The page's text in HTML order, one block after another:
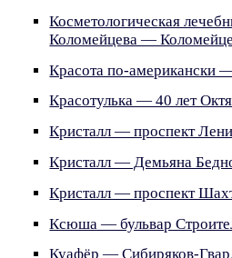
Косметологическая
Коломейцева —
Красота по-американски
Красотулька — 40 лет
Кристалл — проспект
Кристалл — Демьяна
Кристалл — проспект
Ксюша — бульвар
Куафёр — Сибиряков-